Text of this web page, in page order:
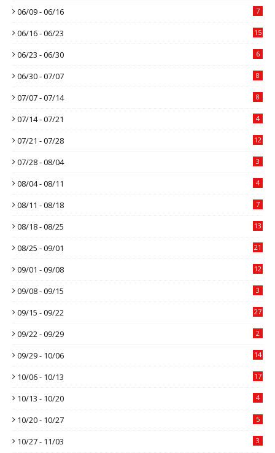
06/09 - 06/16 7
06/16 - 06/23 15
06/23 - 06/30 6
06/30 - 07/07 8
07/07 - 07/14 8
07/14 - 07/21 4
07/21 - 07/28 12
07/28 - 08/04 3
08/04 - 08/11 4
08/11 - 08/18 7
08/18 - 08/25 13
08/25 - 09/01 21
09/01 - 09/08 12
09/08 - 09/15 3
09/15 - 09/22 27
09/22 - 09/29 2
09/29 - 10/06 14
10/06 - 10/13 17
10/13 - 10/20 4
10/20 - 10/27 5
10/27 - 11/03 3